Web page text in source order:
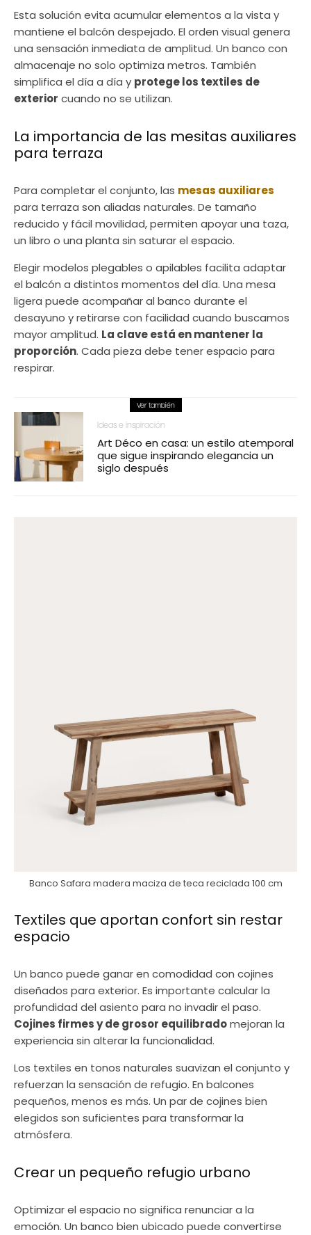
Esta solución evita acumular elementos a la vista y
mantiene el balcón despejado. El orden visual genera
una sensación inmediata de amplitud. Un banco con
almacenaje no solo optimiza metros. También
simplifica el día a día y protege los textiles de
exterior cuando no se utilizan.
La importancia de las mesitas auxiliares
para terraza
Para completar el conjunto, las mesas auxiliares
para terraza son aliadas naturales. De tamaño
reducido y fácil movilidad, permiten apoyar una taza,
un libro o una planta sin saturar el espacio.
Elegir modelos plegables o apilables facilita adaptar
el balcón a distintos momentos del día. Una mesa
ligera puede acompañar al banco durante el
desayuno y retirarse con facilidad cuando buscamos
mayor amplitud. La clave está en mantener la
proporción. Cada pieza debe tener espacio para
respirar.
Ver también
Ideas e inspiración
Art Déco en casa: un estilo atemporal
que sigue inspirando elegancia un
siglo después
Banco Safara madera maciza de teca reciclada 100 cm
Textiles que aportan confort sin restar
espacio
Un banco puede ganar en comodidad con cojines
diseñados para exterior. Es importante calcular la
profundidad del asiento para no invadir el paso.
Cojines firmes y de grosor equilibradomejoran la
experiencia sin alterar la funcionalidad.
Los textiles en tonos naturales suavizan el conjunto y
refuerzan la sensación de refugio. En balcones
pequeños, menos es más. Un par de cojines bien
elegidos son suficientes para transformar la
atmósfera.
Crear un pequeño refugio urbano
Optimizar el espacio no significa renunciar a la
emoción. Un banco bien ubicado puede convertirse